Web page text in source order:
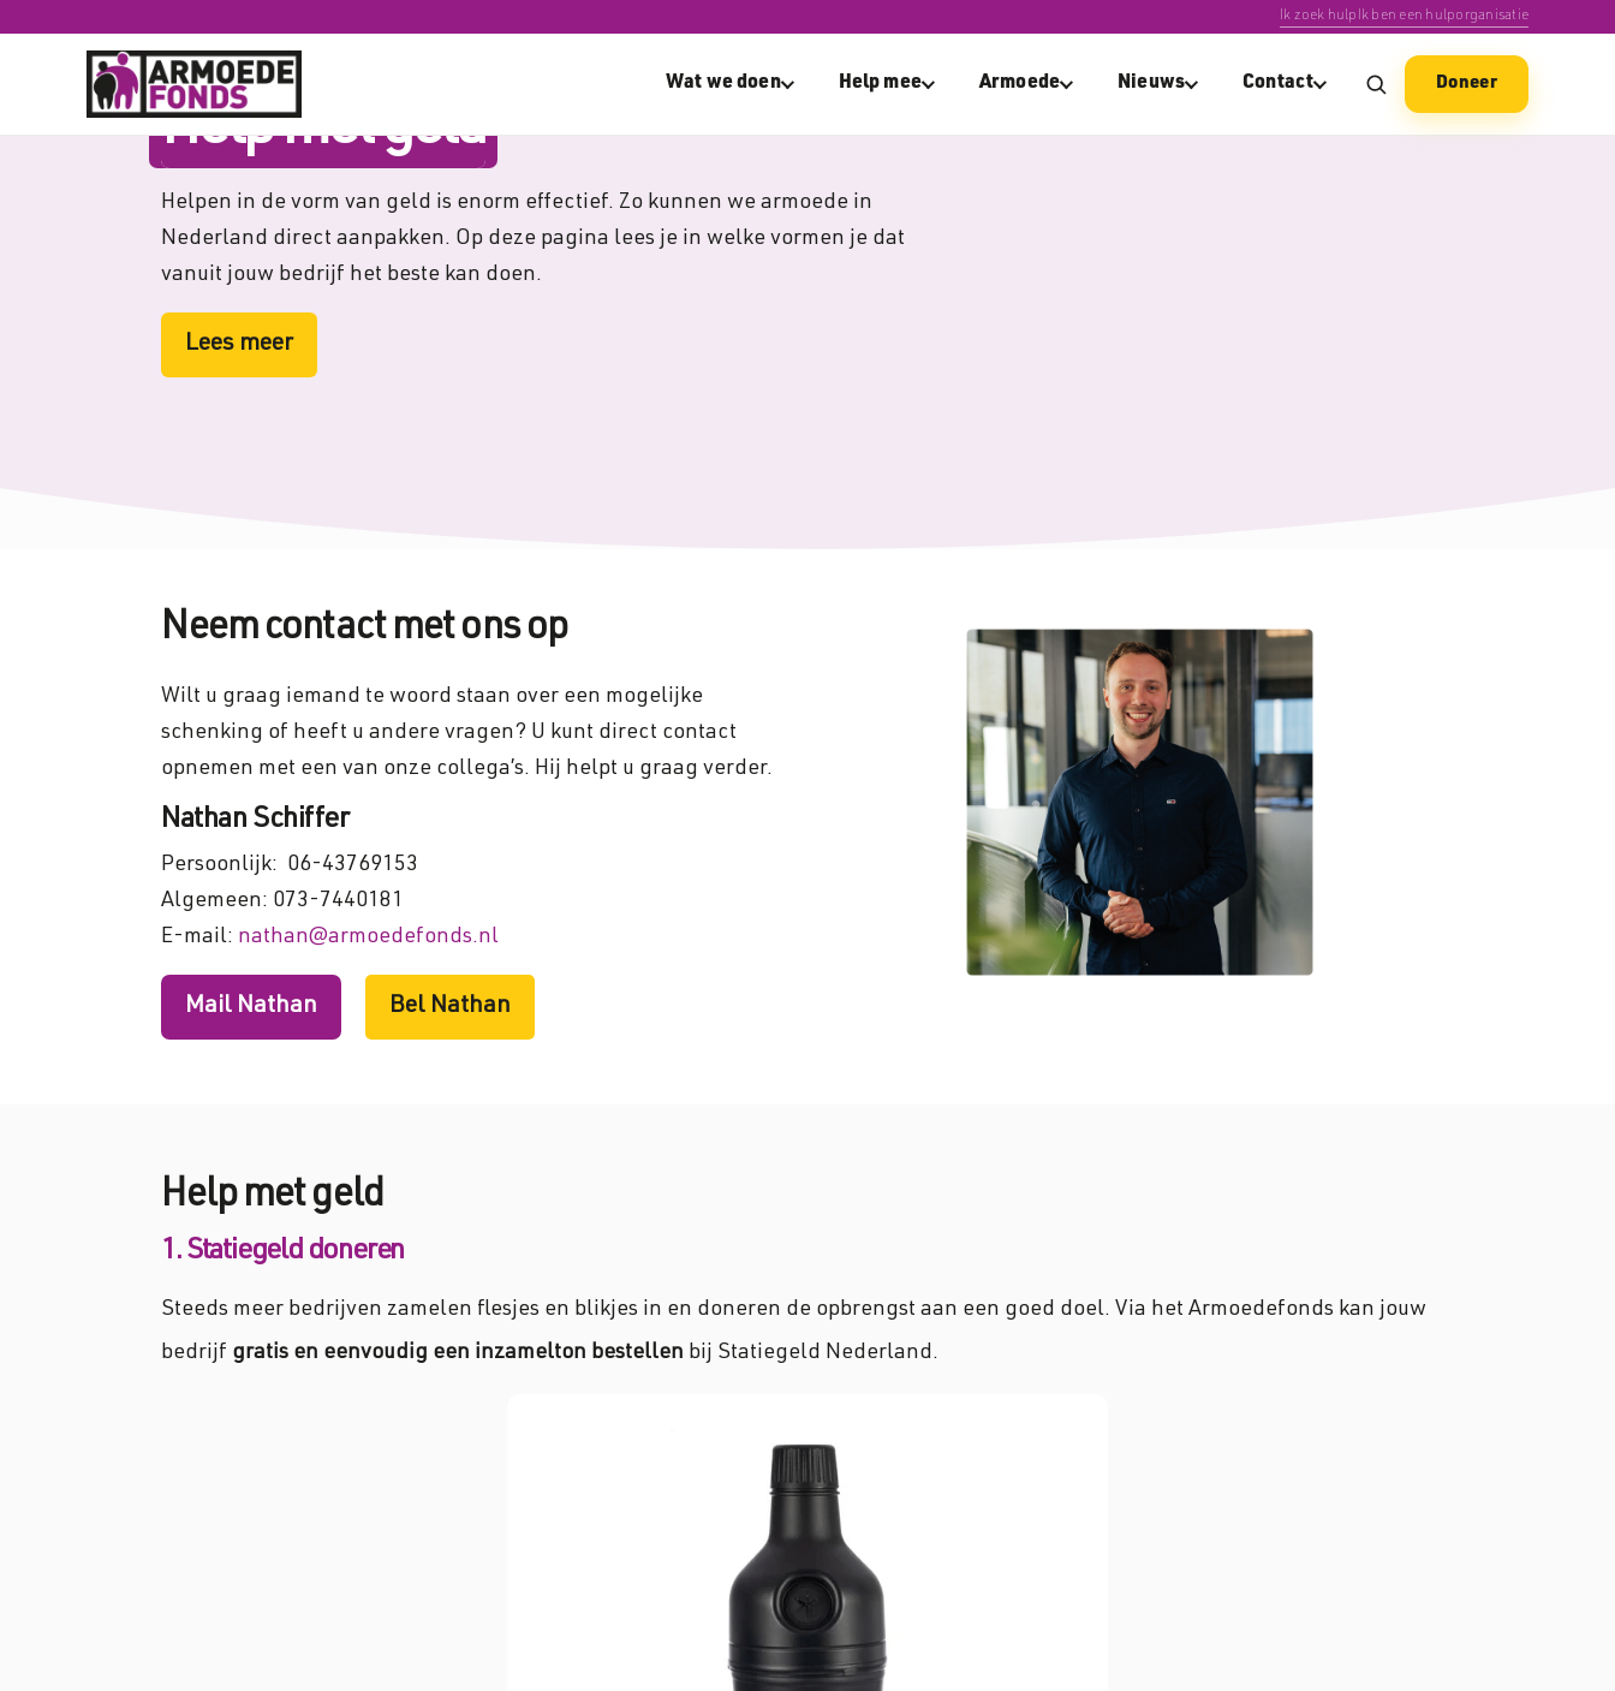
Ik zoek hulp Ik ben een hulporganisatie
Wat we doen Help mee Armoede Nieuws Contact Doneer
Help met geld
Helpen in de vorm van geld is enorm effectief. Zo kunnen we armoede in
Nederland direct aanpakken. Op deze pagina lees je in welke vormen je dat
vanuit jouw bedrijf het beste kan doen.
Lees meer
Neem contact met ons op
Wilt u graag iemand te woord staan over een mogelijke
schenking of heeft u andere vragen? U kunt direct contact
opnemen met een van onze collega’s. Hij helpt u graag verder.
Nathan Schiffer
Persoonlijk: 06-43769153
Algemeen: 073-7440181
E-mail: nathan@armoedefonds.nl
Mail Nathan Bel Nathan
Help met geld
1. Statiegeld doneren
Steeds meer bedrijven zamelen flesjes en blikjes in en doneren de opbrengst aan een goed doel. Via het Armoedefonds kan jouw
bedrijf gratis en eenvoudig een inzamelton bestellen bij Statiegeld Nederland.